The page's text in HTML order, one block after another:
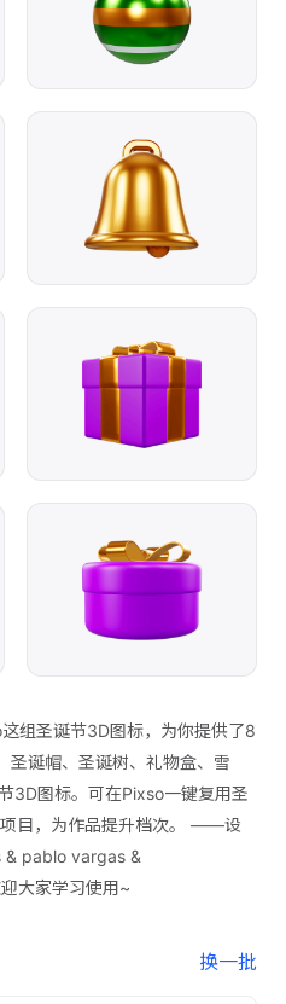
组圣诞节3D图标，为你提供了8
圣诞帽、圣诞树、礼物盒、雪
3D图标。可在Pixso一键复用圣
目，为作品提升档次。 ——设
& pablo vargas &
大家学习使用~
换一批